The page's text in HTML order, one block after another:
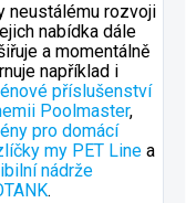
neustálému rozvoji
nabídka dále
a momentálně
například i
příslušenství
Poolmaster,
pro domácí
my PET Line a
nádrže
.